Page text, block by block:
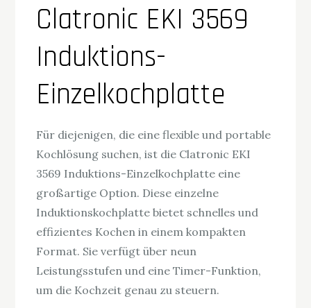
Clatronic EKI 3569
Induktions-
Einzelkochplatte
Für diejenigen, die eine flexible und portable
Kochlösung suchen, ist die Clatronic EKI
3569 Induktions-Einzelkochplatte eine
großartige Option. Diese einzelne
Induktionskochplatte bietet schnelles und
effizientes Kochen in einem kompakten
Format. Sie verfügt über neun
Leistungsstufen und eine Timer-Funktion,
um die Kochzeit genau zu steuern.